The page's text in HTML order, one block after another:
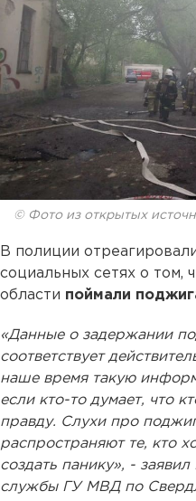
© Фото из открытых
В полиции
социальных сетях о том,
области поймали
«Данные о задержании
соответствует
наше время такую
если кто-то думает, что
правду. Слухи про
распространяют те, кто
создать панику», -
службы ГУ МВД по